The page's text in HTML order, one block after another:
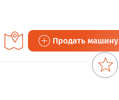
Продать машину